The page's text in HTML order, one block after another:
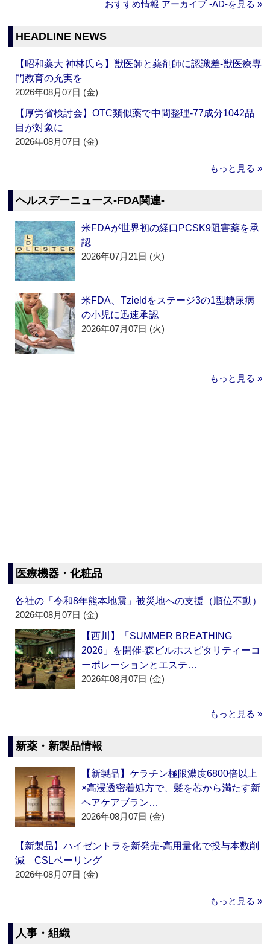
おすすめ情報 アーカイブ ‐AD‐を見る »
HEADLINE NEWS
【昭和薬大 神林氏ら】獣医師と薬剤師に認識差‐獣医療専
門教育の充実を
2026年08月07日 (金)
【厚労省検討会】OTC類似薬で中間整理‐77成分1042品
目が対象に
2026年08月07日 (金)
もっと見る »
ヘルスデーニュース‐FDA関連‐
米FDAが世界初の経口PCSK9阻害薬を承
認
2026年07月21日 (火)
米FDA、Tzieldをステージ3の1型糖尿病
の小児に迅速承認
2026年07月07日 (火)
もっと見る »
医療機器・化粧品
各社の「令和8年熊本地震」被災地への支援（順位不動）
2026年08月07日 (金)
【西川】「SUMMER BREATHING
2026」を開催‐森ビルホスピタリティーコ
ーポレーションとエステ…
2026年08月07日 (金)
もっと見る »
新薬・新製品情報
【新製品】ケラチン極限濃度6800倍以上
×高浸透密着処方で、髪を芯から満たす新
ヘアケアブラン…
2026年08月07日 (金)
【新製品】ハイゼントラを新発売‐高用量化で投与本数削
減 CSLベーリング
2026年08月07日 (金)
もっと見る »
人事・組織